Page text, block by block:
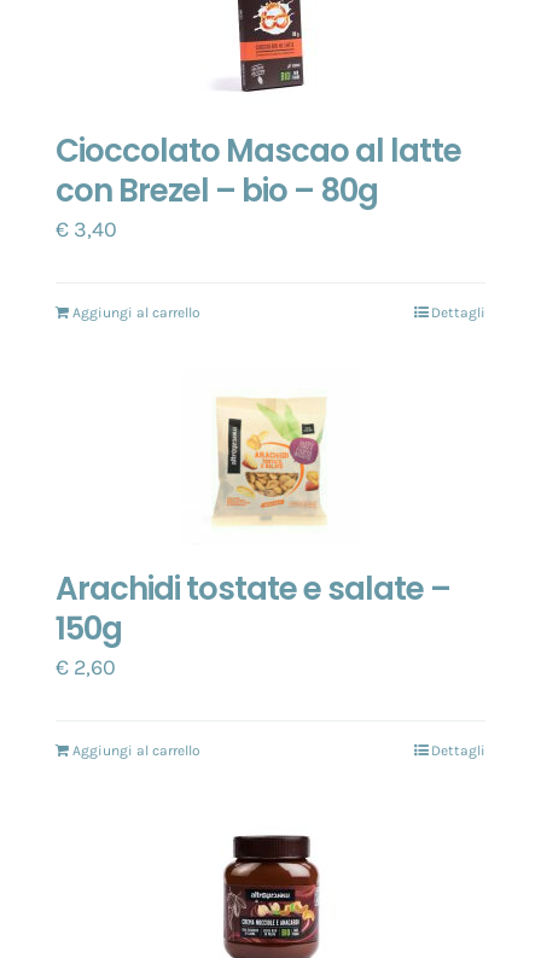
Cioccolato Mascao al latte
con Brezel – bio – 80g
€ 3,40
Aggiungi al carrello Dettagli
Arachidi tostate e salate –
150g
€ 2,60
Aggiungi al carrello Dettagli